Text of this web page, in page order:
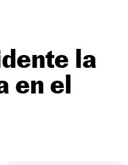
la
en el